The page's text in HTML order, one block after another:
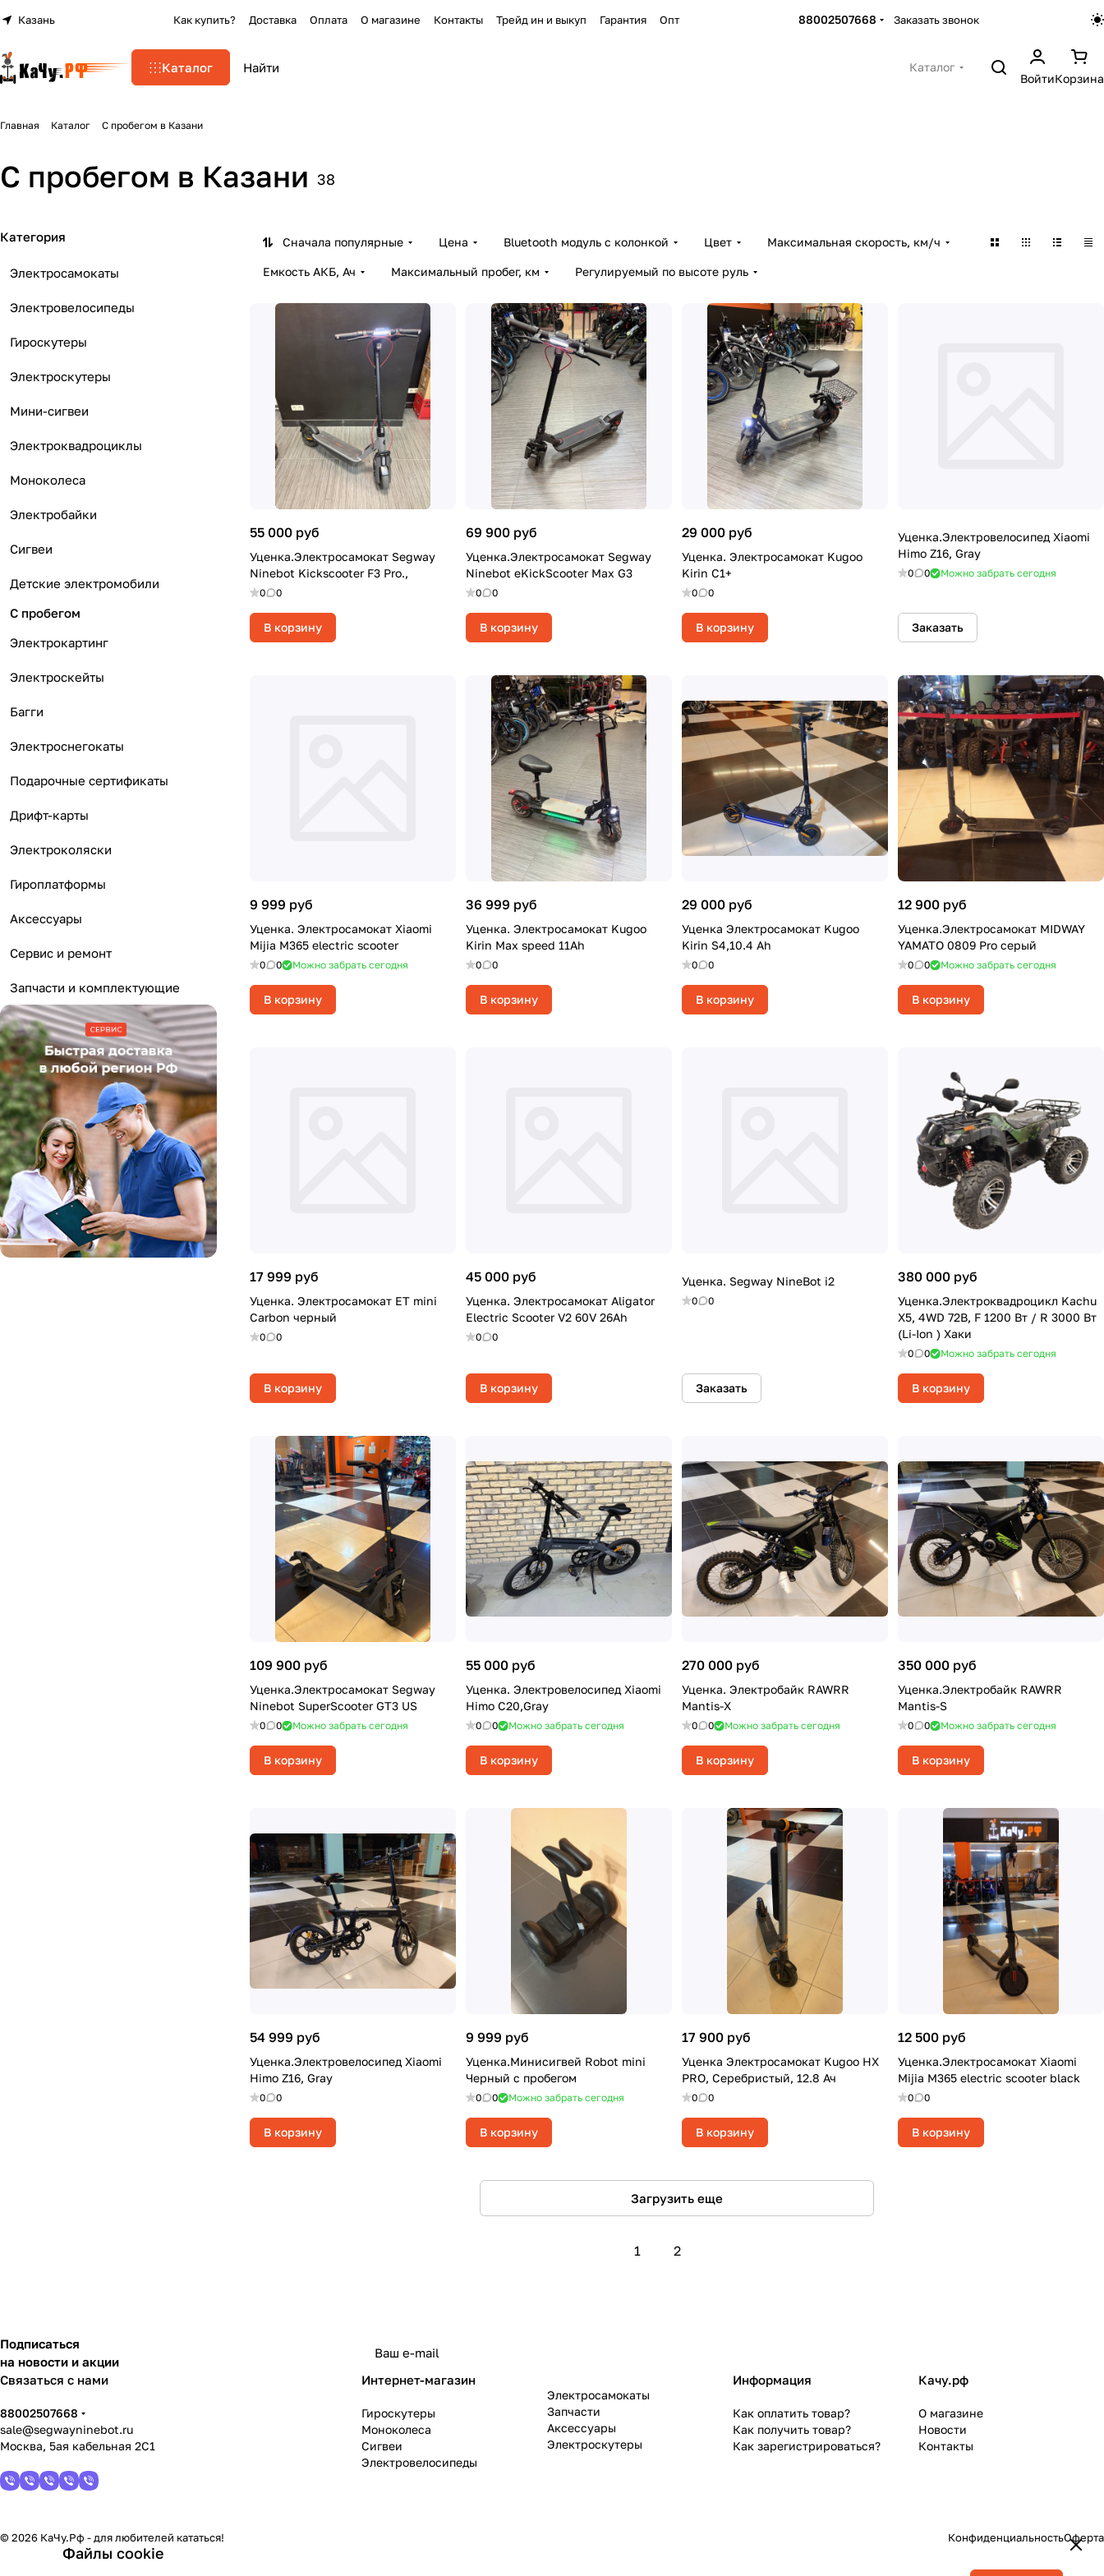
Казань Как купить? Доставка Оплата О магазине Контакты Трейд ин и выкуп Гарантия Опт 88002507668 Заказать звонок
Каталог
Каталог
ВойтиКорзина
Главная Каталог С пробегом в Казани
С пробегом в Казани 38
Сначала популярные Цена Bluetooth модуль с колонкой Цвет Максимальная скорость, км/ч
Емкость АКБ, Ач Максимальный пробег, км Регулируемый по высоте руль
55 000 руб
Уценка.Электросамокат Segway
Ninebot Kickscooter F3 Pro.,
0 0
В корзину
69 900 руб
Уценка.Электросамокат Segway
Ninebot eKickScooter Max G3
0 0
В корзину
29 000 руб
Уценка. Электросамокат Kugoo
Kirin C1+
0 0
В корзину
Уценка.Электровелосипед Xiaomi
Himo Z16, Gray
0 0 Можно забрать сегодня
Заказать
9 999 руб
Уценка. Электросамокат Xiaomi
Mijia M365 electric scooter
0 0 Можно забрать сегодня
В корзину
36 999 руб
Уценка. Электросамокат Kugoo
Kirin Max speed 11Ah
0 0
В корзину
29 000 руб
Уценка Электросамокат Kugoo
Kirin S4,10.4 Ah
0 0
В корзину
12 900 руб
Уценка.Электросамокат MIDWAY
YAMATO 0809 Pro серый
0 0 Можно забрать сегодня
В корзину
17 999 руб
Уценка. Электросамокат ET mini
Carbon черный
0 0
В корзину
45 000 руб
Уценка. Электросамокат Aligator
Electric Scooter V2 60V 26Ah
0 0
В корзину
Уценка. Segway NineBot i2
0 0
Заказать
380 000 руб
Уценка.Электроквадроцикл Kachu
X5, 4WD 72В, F 1200 Вт / R 3000 Вт
(Li-Ion ) Хаки
0 0 Можно забрать сегодня
В корзину
109 900 руб
Уценка.Электросамокат Segway
Ninebot SuperScooter GT3 US
0 0 Можно забрать сегодня
В корзину
55 000 руб
Уценка. Электровелосипед Xiaomi
Himo C20,Gray
0 0 Можно забрать сегодня
В корзину
270 000 руб
Уценка. Электробайк RAWRR
Mantis-X
0 0 Можно забрать сегодня
В корзину
350 000 руб
Уценка.Электробайк RAWRR
Mantis-S
0 0 Можно забрать сегодня
В корзину
54 999 руб
Уценка.Электровелосипед Xiaomi
Himo Z16, Gray
0 0
В корзину
9 999 руб
Уценка.Минисигвей Robot mini
Черный с пробегом
0 0 Можно забрать сегодня
В корзину
17 900 руб
Уценка Электросамокат Kugoo HX
PRO, Серебристый, 12.8 Ач
0 0
В корзину
12 500 руб
Уценка.Электросамокат Xiaomi
Mijia M365 electric scooter black
0 0
В корзину
Загрузить еще
1 2
Категория
Электросамокаты
Электровелосипеды
Гироскутеры
Электроскутеры
Мини-сигвеи
Электроквадроциклы
Моноколеса
Электробайки
Сигвеи
Детские электромобили
С пробегом
Электрокартинг
Электроскейты
Багги
Электроснегокаты
Подарочные сертификаты
Дрифт-карты
Электроколяски
Гироплатформы
Аксессуары
Сервис и ремонт
Запчасти и комплектующие
Подписаться
на новости и акции
Связаться с нами
88002507668
sale@segwayninebot.ru
Москва, 5ая кабельная 2С1
Интернет-магазин
Гироскутеры
Моноколеса
Сигвеи
Электровелосипеды
Электросамокаты
Запчасти
Аксессуары
Электроскутеры
Информация
Как оплатить товар?
Как получить товар?
Как зарегистрироваться?
Качу.рф
О магазине
Новости
Контакты
© 2026 КаЧу.Рф - для любителей кататься! КонфиденциальностьОферта
Файлы cookie